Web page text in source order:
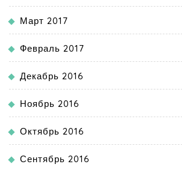
Март 2017
Февраль 2017
Декабрь 2016
Ноябрь 2016
Октябрь 2016
Сентябрь 2016